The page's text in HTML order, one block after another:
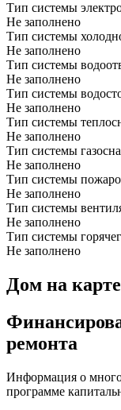
Тип системы
Не заполнено
Тип системы
Не заполнено
Тип системы
Не заполнено
Тип системы
Не заполнено
Тип системы
Не заполнено
Тип системы
Не заполнено
Тип системы
Не заполнено
Тип системы
Не заполнено
Тип системы
Не заполнено
Дом на карте
ремонта
Информация о
программе